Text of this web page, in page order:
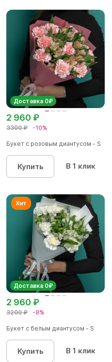
Доставка 0₽
3300 ₽ -10%
2 960 ₽
Букет с розовым диантусом - S
Купить В 1 клик
Доставка 0₽
3200 ₽ -8%
2 960 ₽
Букет с белым диантусом - S
Купить В 1 клик